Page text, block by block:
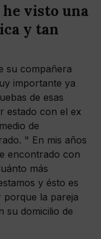
visto una
y tan
su compañera
importante ya
de esas
estado con el ex
de
" En mis años
encontrado con
más
y ésto es
la pareja
su domicilio de